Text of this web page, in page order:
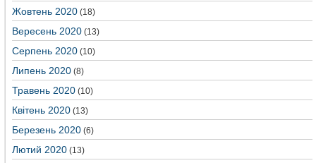
Жовтень 2020 (18)
Вересень 2020 (13)
Серпень 2020 (10)
Липень 2020 (8)
Травень 2020 (10)
Квітень 2020 (13)
Березень 2020 (6)
Лютий 2020 (13)